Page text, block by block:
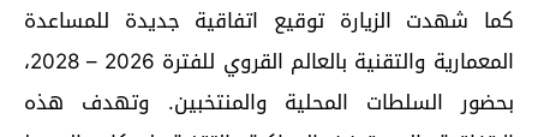
كما شهدت الزيارة توقيع اتفاقية جديدة للمساعدة
المعمارية والتقنية بالعالم القروي للفترة 2026 – 2028،
بحضور السلطات المحلية والمنتخبين. وتهدف هذه